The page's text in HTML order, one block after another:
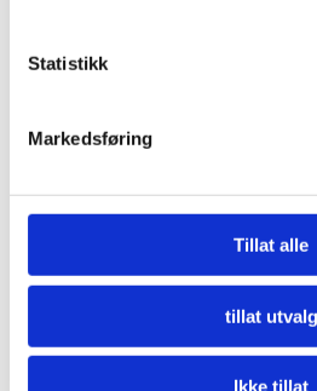
Statistikk
Markedsføring
Tillat alle
tillat utvalg
Ikke tillat
Nå må offentlige
LES MER